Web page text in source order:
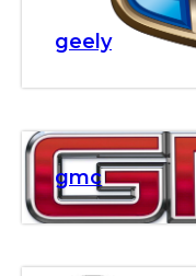
geely
gmc